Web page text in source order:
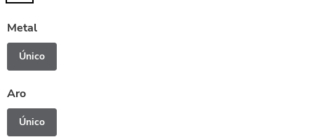
Metal
Único
Aro
Único